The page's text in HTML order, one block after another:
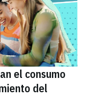
el consumo
del